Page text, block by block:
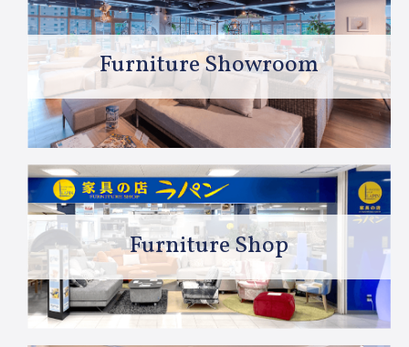
Furniture Showroom
Furniture Shop